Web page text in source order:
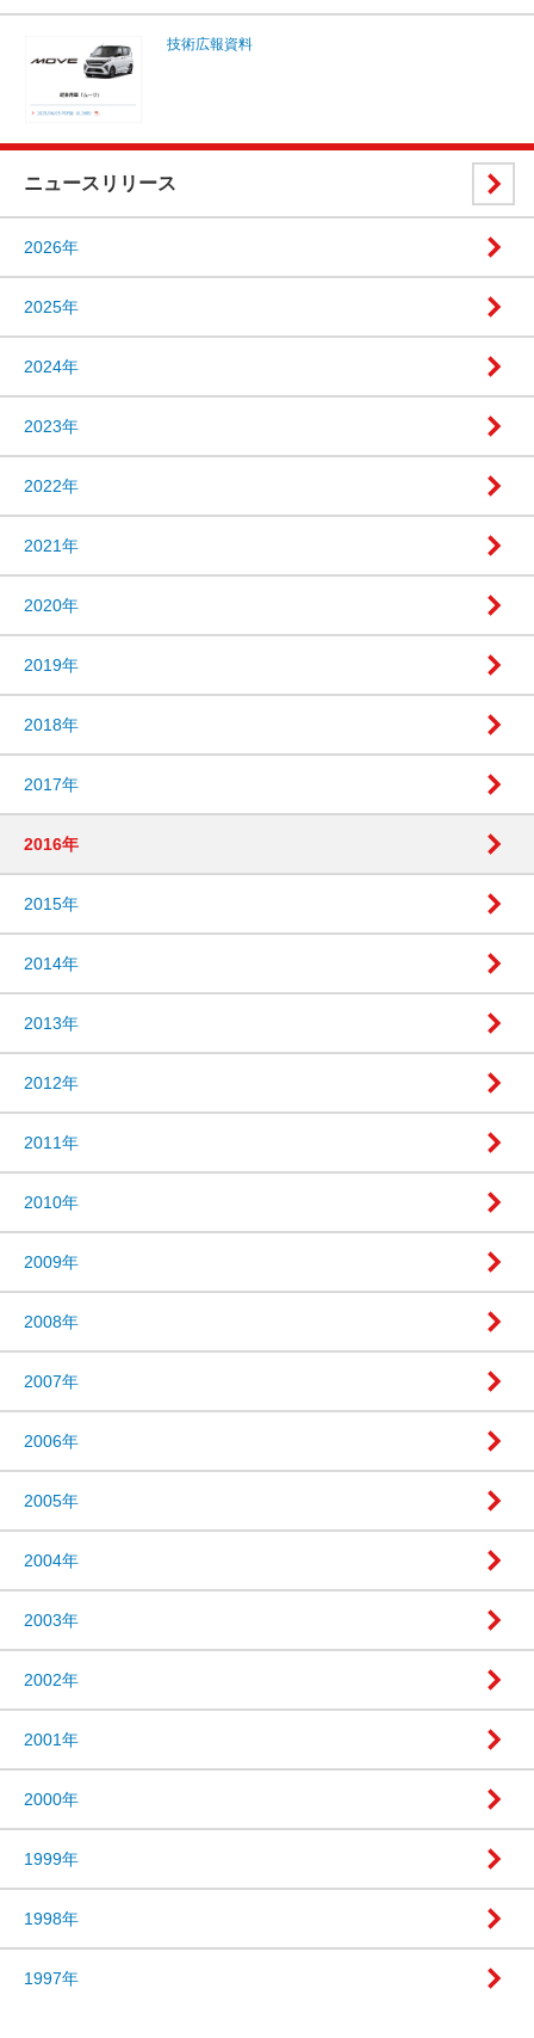
技術広報資料
ニュースリリース
2026年
2025年
2024年
2023年
2022年
2021年
2020年
2019年
2018年
2017年
2016年
2015年
2014年
2013年
2012年
2011年
2010年
2009年
2008年
2007年
2006年
2005年
2004年
2003年
2002年
2001年
2000年
1999年
1998年
1997年